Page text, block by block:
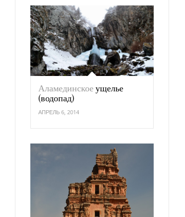
Аламединскоеущелье
(водопад)
АПРЕЛЬ 6, 2014